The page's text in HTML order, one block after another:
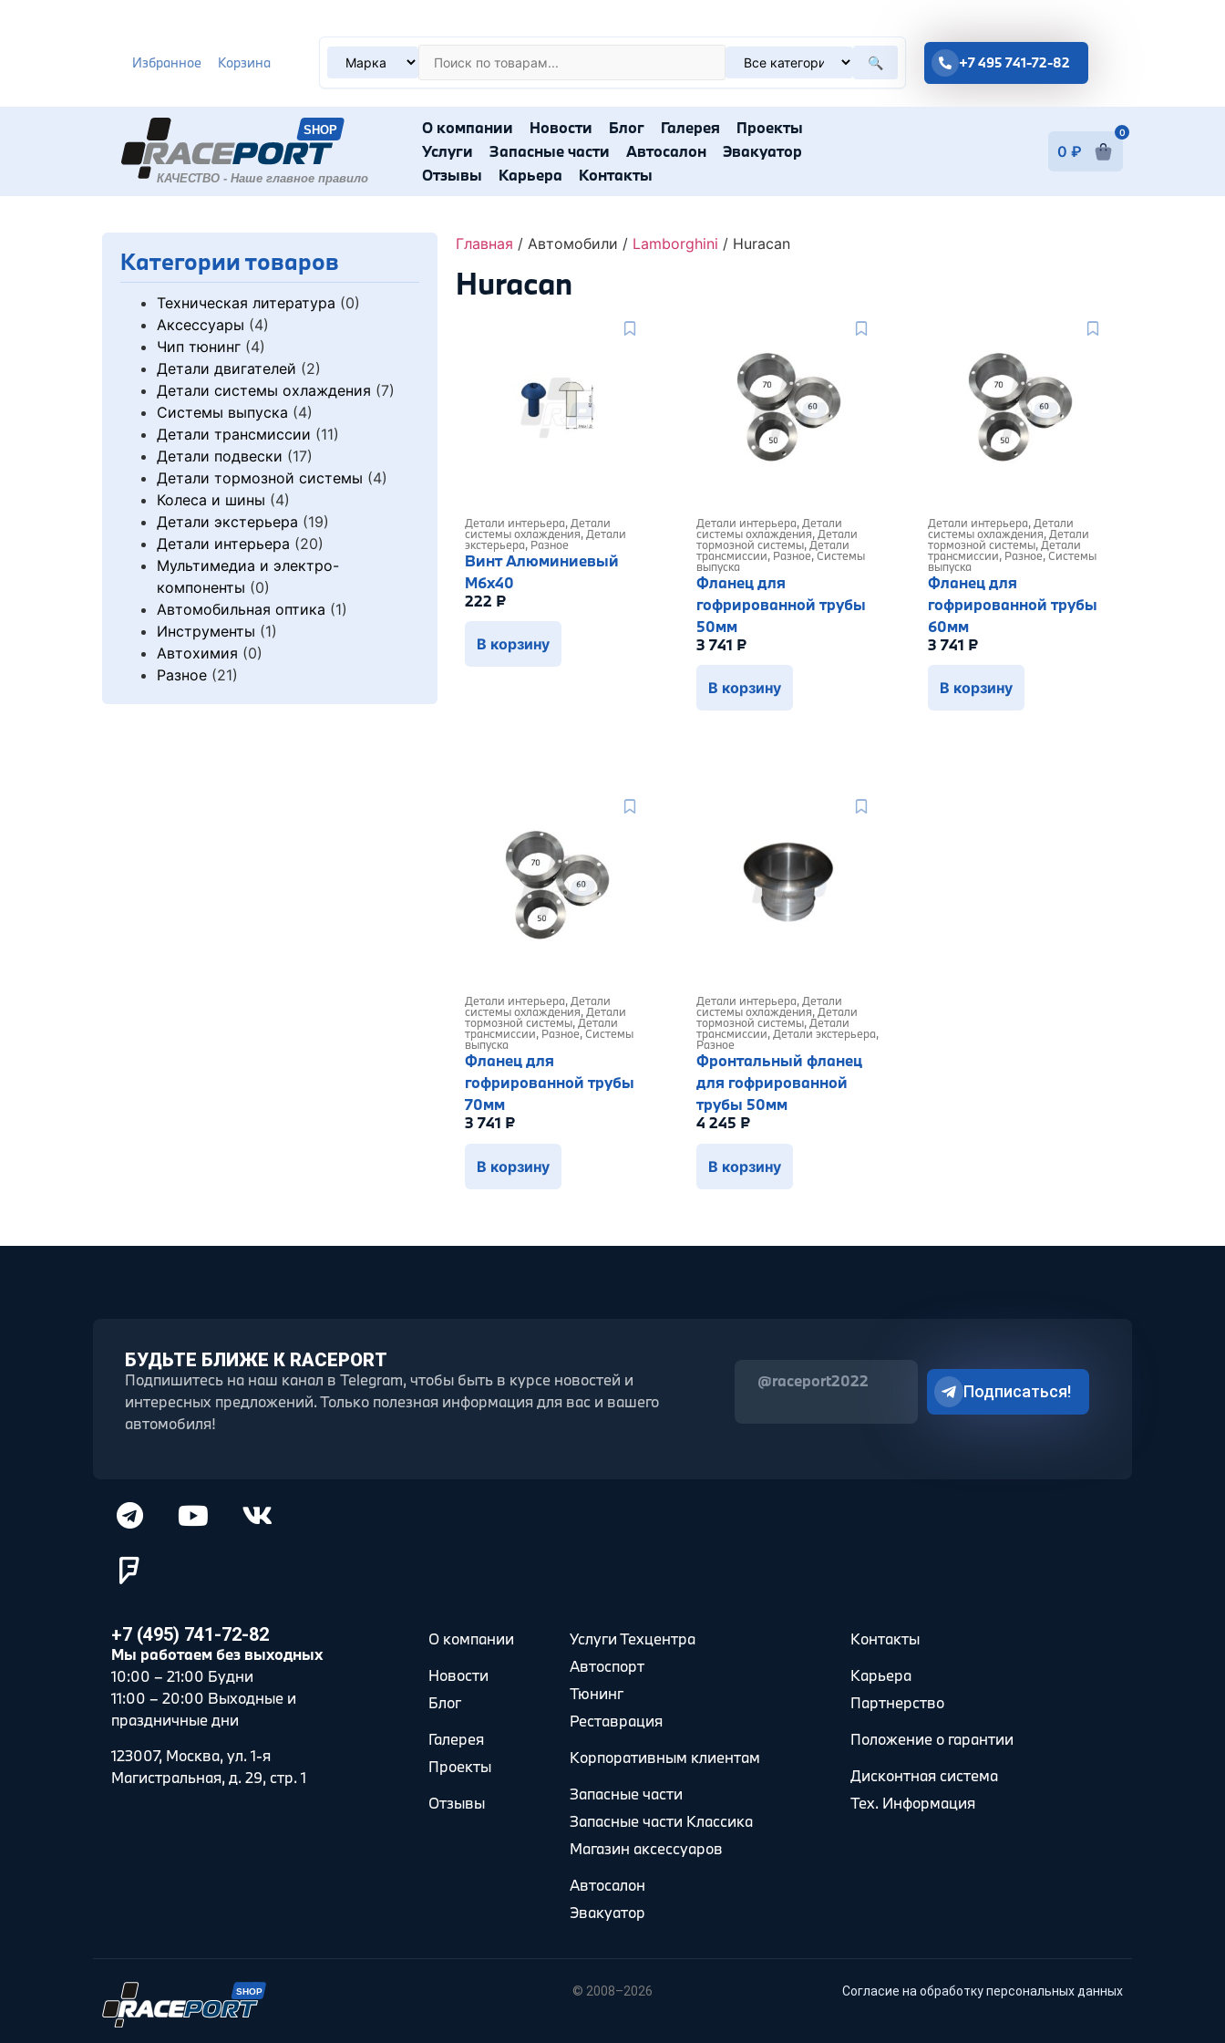
Избранное Корзина 🔍 +7 495 741-72-82
О компании Новости Блог Галерея
Проекты
Услуги
Запасные части Автосалон
Эвакуатор
Отзывы
Карьера Контакты
0 ₽
0
Категории товаров
Техническая литература (0)
Аксессуары (4)
Чип тюнинг (4)
Детали двигателей (2)
Детали системы охлаждения (7)
Системы выпуска (4)
Детали трансмиссии (11)
Детали подвески (17)
Детали тормозной системы (4)
Колеса и шины (4)
Детали экстерьера (19)
Детали интерьера (20)
Мультимедиа и электро-
компоненты (0)
Автомобильная оптика (1)
Инструменты (1)
Автохимия (0)
Разное (21)
Главная / Автомобили / Lamborghini / Huracan
Huracan
Детали интерьера,Детали
системы охлаждения,Детали
экстерьера, Разное
Винт Алюминиевый
M6x40
222 ₽
В корзину
Детали интерьера,Детали
системы охлаждения,Детали
тормозной системы,Детали
трансмиссии, Разное,Системы
выпуска
Фланец для
гофрированной трубы
50мм
3 741 ₽
В корзину
Детали интерьера,Детали
системы охлаждения,Детали
тормозной системы,Детали
трансмиссии, Разное,Системы
выпуска
Фланец для
гофрированной трубы
60мм
3 741 ₽
В корзину
Детали интерьера,Детали
системы охлаждения,Детали
тормозной системы,Детали
трансмиссии, Разное,Системы
выпуска
Фланец для
гофрированной трубы
70мм
3 741 ₽
В корзину
Детали интерьера,Детали
системы охлаждения,Детали
тормозной системы,Детали
трансмиссии,Детали экстерьера,
Разное
Фронтальный фланец
для гофрированной
трубы 50мм
4 245 ₽
В корзину
БУДЬТЕ БЛИЖЕ К RACEPORT
Подпишитесь на наш канал в Telegram, чтобы быть в курсе новостей и
интересных предложений. Только полезная информация для вас и вашего
автомобиля!
@raceport2022
Подписаться!
+7 (495) 741-72-82
Мы работаем без выходных
10:00 – 21:00 Будни
11:00 – 20:00 Выходные и
праздничные дни
123007, Москва, ул. 1-я
Магистральная, д. 29, стр. 1
О компании
Новости
Блог
Галерея
Проекты
Отзывы
Услуги Техцентра
Автоспорт
Тюнинг
Реставрация
Корпоративным клиентам
Запасные части
Запасные части Классика
Магазин аксессуаров
Автосалон
Эвакуатор
Контакты
Карьера
Партнерство
Положение о гарантии
Дисконтная система
Тех. Информация
© 2008–2026 Согласие на обработку персональных данных